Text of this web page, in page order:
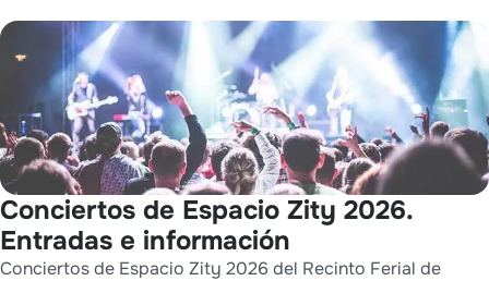
Conciertos de Espacio Zity 2026.
Entradas e información
Conciertos de Espacio Zity 2026 del Recinto Ferial de